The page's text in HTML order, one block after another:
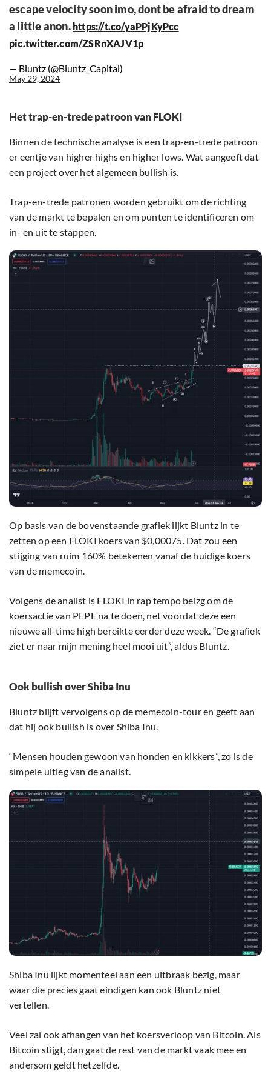
escape velocity soon imo, dont be afraid to dream
a little anon. https://t.co/yaPPjKyPcc
pic.twitter.com/ZSRnXAJV1p
— Bluntz (@Bluntz_Capital)
May 29, 2024
Het trap-en-trede patroon van FLOKI
Binnen de technische analyse is een trap-en-trede patroon
er eentje van higher highs en higher lows. Wat aangeeft dat
een project over het algemeen bullish is.
Trap-en-trede patronen worden gebruikt om de richting
van de markt te bepalen en om punten te identificeren om
in- en uit te stappen.
Op basis van de bovenstaande grafiek lijkt Bluntz in te
zetten op een FLOKI koers van $0,00075. Dat zou een
stijging van ruim 160% betekenen vanaf de huidige koers
van de memecoin.
Volgens de analist is FLOKI in rap tempo beizg om de
koersactie van PEPE na te doen, net voordat deze een
nieuwe all-time high bereikte eerder deze week. “De grafiek
ziet er naar mijn mening heel mooi uit”, aldus Bluntz.
Ook bullish over Shiba Inu
Bluntz blijft vervolgens op de memecoin-tour en geeft aan
dat hij ook bullish is over Shiba Inu.
“Mensen houden gewoon van honden en kikkers”, zo is de
simpele uitleg van de analist.
Shiba Inu lijkt momenteel aan een uitbraak bezig, maar
waar die precies gaat eindigen kan ook Bluntz niet
vertellen.
Veel zal ook afhangen van het koersverloop van Bitcoin. Als
Bitcoin stijgt, dan gaat de rest van de markt vaak mee en
andersom geldt hetzelfde.